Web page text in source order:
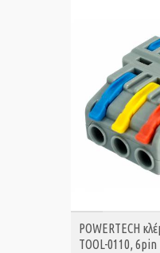
ΑΓΟΡΑ
POWERTECH
TOOL-0110,